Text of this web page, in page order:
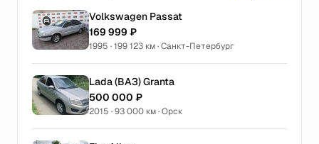
Volkswagen Passat
169 999 ₽
1995 · 199 123 км · Санкт-Петербург
Lada (ВАЗ) Granta
500 000 ₽
2015 · 93 000 км · Орск